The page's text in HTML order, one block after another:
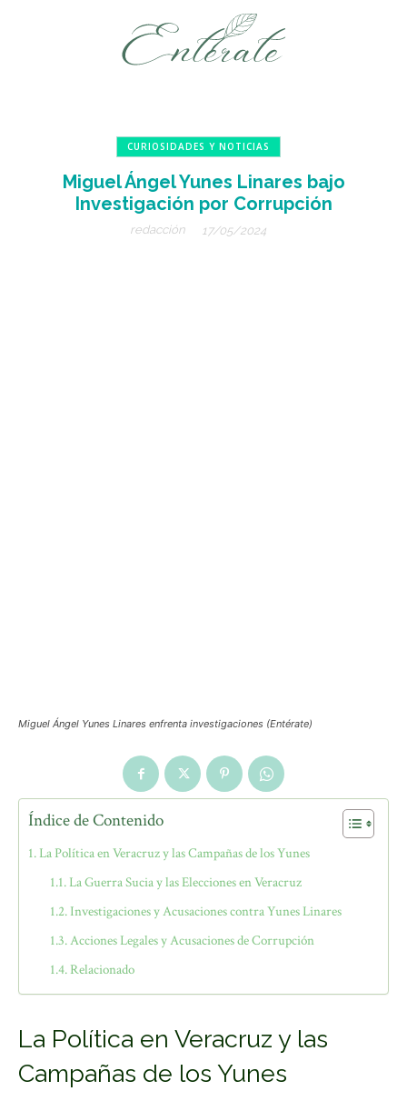
CURIOSIDADES Y NOTICIAS
Miguel Ángel Yunes Linares bajo
Investigación por Corrupción
redacción 17/05/2024
Miguel Ángel Yunes Linares enfrenta investigaciones (Entérate)
Índice de Contenido
La Política en Veracruz y las Campañas de los Yunes
La Guerra Sucia y las Elecciones en Veracruz
Investigaciones y Acusaciones contra Yunes Linares
Acciones Legales y Acusaciones de Corrupción
Relacionado
La Política en Veracruz y las
Campañas de los Yunes